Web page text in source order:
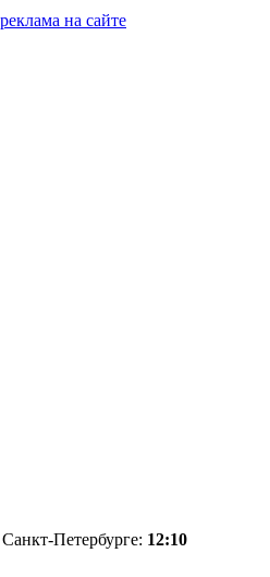
реклама на сайте
Петербурге: 12:10